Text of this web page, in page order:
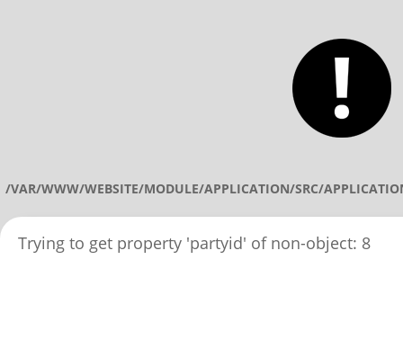
/VAR/WWW/WEBSITE/MODULE/APPLICATION/SRC/
Trying to get property 'partyid' of non-object: 8